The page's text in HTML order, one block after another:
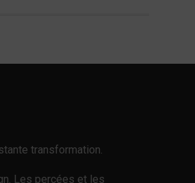
transformation.
Les percées et les